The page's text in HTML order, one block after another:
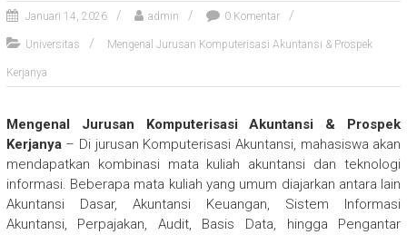
Januari 14, 2026 admin 0 Komentar
Universitas Mengenal Jurusan Komputerisasi Akuntansi & Prospek
Kerjanya
Mengenal Jurusan Komputerisasi Akuntansi & Prospek
Kerjanya– Di jurusan Komputerisasi Akuntansi, mahasiswa akan
mendapatkan kombinasi mata kuliah akuntansi dan teknologi
informasi. Beberapa mata kuliah yang umum diajarkan antara lain
Akuntansi Dasar, Akuntansi Keuangan, Sistem Informasi
Akuntansi, Perpajakan, Audit, Basis Data, hingga Pengantar